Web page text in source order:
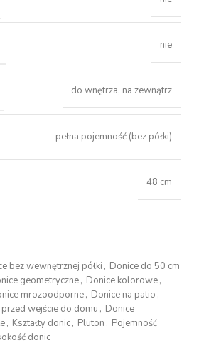
nie
do wnętrza, na zewnątrz
pełna pojemność (bez półki)
48 cm
bez wewnętrznej półki , Donice do 50 cm
geometryczne, Donice kolorowe,
mrozoodporne, Donice na patio ,
wejście do domu , Donice
, Kształty donic, Pluton , Pojemność
donic